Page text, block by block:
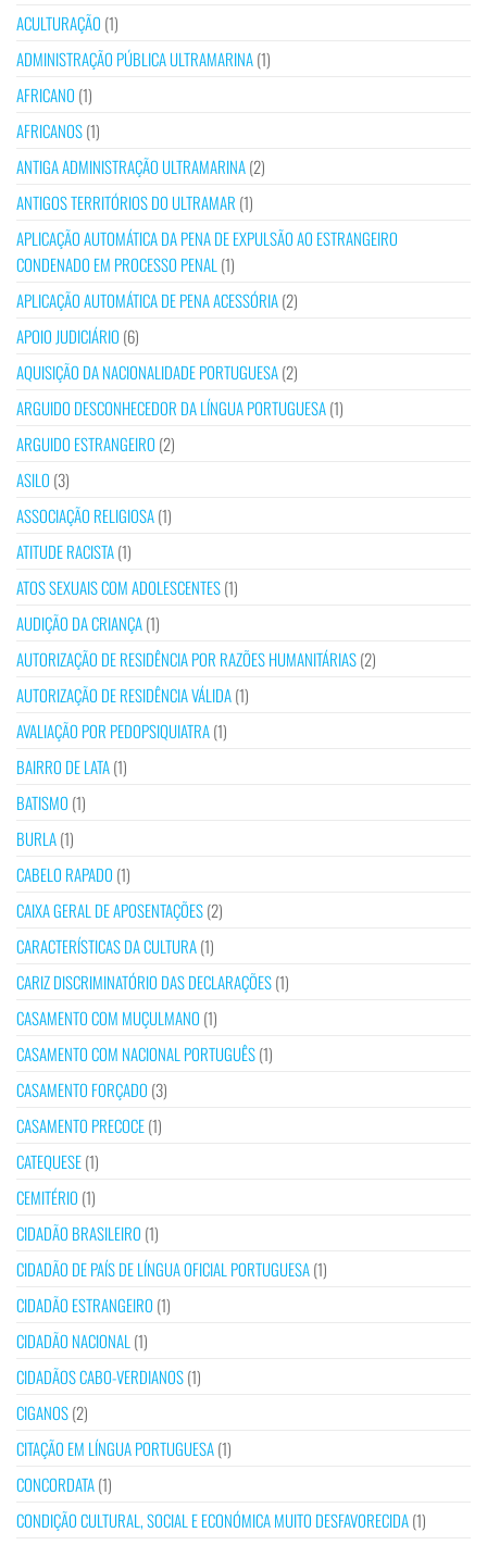
ACULTURAÇÃO (1)
ADMINISTRAÇÃO PÚBLICA ULTRAMARINA(1)
AFRICANO (1)
AFRICANOS(1)
ANTIGA ADMINISTRAÇÃO ULTRAMARINA(2)
ANTIGOS TERRITÓRIOS DO ULTRAMAR (1)
APLICAÇÃO AUTOMÁTICA DA PENA DE EXPULSÃO AO ESTRANGEIRO
CONDENADO EM PROCESSO PENAL (1)
APLICAÇÃO AUTOMÁTICA DE PENA ACESSÓRIA(2)
APOIO JUDICIÁRIO (6)
AQUISIÇÃO DA NACIONALIDADE PORTUGUESA(2)
ARGUIDO DESCONHECEDOR DA LÍNGUA PORTUGUESA(1)
ARGUIDO ESTRANGEIRO (2)
ASILO (3)
ASSOCIAÇÃO RELIGIOSA(1)
ATITUDE RACISTA(1)
ATOS SEXUAIS COM ADOLESCENTES(1)
AUDIÇÃO DA CRIANÇA(1)
AUTORIZAÇÃO DE RESIDÊNCIA POR RAZÕES HUMANITÁRIAS(2)
AUTORIZAÇÃO DE RESIDÊNCIA VÁLIDA(1)
AVALIAÇÃO POR PEDOPSIQUIATRA(1)
BAIRRO DE LATA(1)
BATISMO (1)
BURLA(1)
CABELO RAPADO (1)
CAIXA GERAL DE APOSENTAÇÕES(2)
CARACTERÍSTICAS DA CULTURA(1)
CARIZ DISCRIMINATÓRIO DAS DECLARAÇÕES(1)
CASAMENTO COM MUÇULMANO (1)
CASAMENTO COM NACIONAL PORTUGUÊS(1)
CASAMENTO FORÇADO (3)
CASAMENTO PRECOCE(1)
CATEQUESE(1)
CEMITÉRIO (1)
CIDADÃO BRASILEIRO (1)
CIDADÃO DE PAÍS DE LÍNGUA OFICIAL PORTUGUESA(1)
CIDADÃO ESTRANGEIRO (1)
CIDADÃO NACIONAL (1)
CIDADÃOS CABO-VERDIANOS(1)
CIGANOS(2)
CITAÇÃO EM LÍNGUA PORTUGUESA(1)
CONCORDATA(1)
CONDIÇÃO CULTURAL, SOCIAL E ECONÓMICA MUITO DESFAVORECIDA(1)